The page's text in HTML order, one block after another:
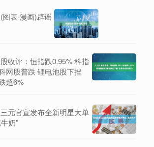
表·漫画)辟谣
收评：恒指跌0.95% 科指
网股普跌 锂电池股下挫
超6%
元官宣发布全新明星大单
奶”